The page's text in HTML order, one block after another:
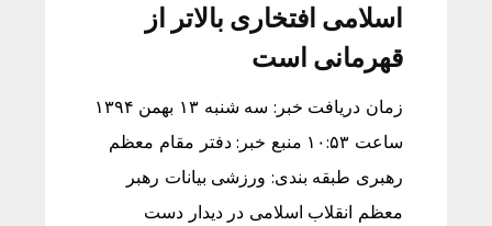
اسلامی افتخاری بالاتر از
قهرمانی است
زمان دریافت خبر: سه شنبه ۱۳ بهمن ۱۳۹۴
ساعت ۱۰:۵۳ منبع خبر: دفتر مقام معظم
رهبری طبقه بندی: ورزشی بیانات رهبر
معظم انقلاب اسلامی در دیدار دست